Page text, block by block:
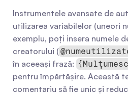
Instrumentele avansate de
utilizarea variabilelor (uneori
exemplu, poți insera numele
creatorului (
în aceeași frază:
pentru împărtășire. Această
comentariu să fie unic și